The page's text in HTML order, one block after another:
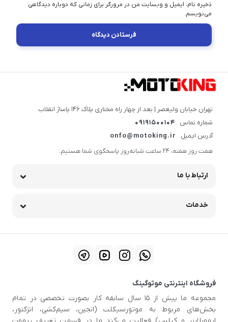
ذخیره نام، ایمیل و وبسایت من در مرورگر برای زمانی که دوباره دیدگاهی
می‌نویسم.
تهران خیابان ولیعصر | بعد از چهار راه مختاری پلاک ۱۴۶ پاساژ انقلاب
شماره تماس
09191500104
آدرس ایمیل
onfo@motoking.ir
هفت روز هفته، ۲۴ ساعت شبانه‌روز پاسخگوی شما هستیم.
ارتباط با ما
خدمات
فروشگاه اینترنتی موتوگینگ
مجموعه ما پیش از ۱۵ سال سابقه کار بصورت تخصصی در تمام
بخش‌های مربوط به موتورسیکلت (انجین، سیم‌کشی، انژکتور،